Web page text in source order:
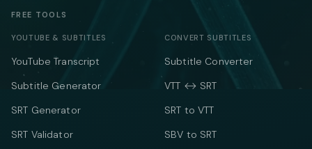
FREE TOOLS
YOUTUBE & SUBTITLES
YouTube Transcript
Subtitle Generator
SRT Generator
SRT Validator
CONVERT SUBTITLES
Subtitle Converter
VTT ↔ SRT
SRT to VTT
SBV to SRT